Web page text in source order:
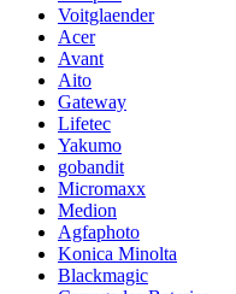
Voitglaender
Acer
Avant
Aito
Gateway
Lifetec
Yakumo
gobandit
Micromaxx
Medion
Agfaphoto
Konica Minolta
Blackmagic